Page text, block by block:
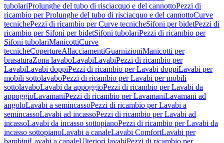
tubolariProlunghe del tubo di risciacquo e del cannottoPezzi di
ricambio per Prolunghe del tubo di risciacquo e del cannottoCurve
tecnichePezzi di ricambio per Curve tecnicheSifoni per bidetPezzi di
ricambio per Sifoni per bidetSifoni tubolariPezzi di ricambio per
Sifoni tubolariManicottiCurve
tecnicheCopertureAllacciamentiGuarnizioniManicotti per
brasaturaZona lavaboLavabiLavabiPezzi di ricambio per
LavabiLavabi doppiPezzi di ricambio per Lavabi doppiLavabi per
mobili sottolavaboPezzi di ricambio per Lavabi per mobili
sottolavaboLavabi da appoggioPezzi di ricambio per Lavabi da
appoggioLavamaniPezzi di ricambio per LavamaniLavamani ad
angoloLavabi a semincassoPezzi di ricambio per Lavabi a
semincassoLavabi ad incassoPezzi di ricambio per Lavabi ad
incassoLavabi da incasso sottopianoPezzi di ricambio per Lavabi da
incasso sottopianoLavabi a canaleLavabi ComfortLavabi per
bambiniLavabi a canaleUlteriori lavabiPezzi di ricambio per